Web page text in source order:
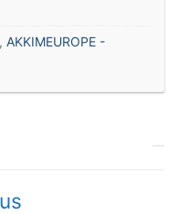
, AKKIMEUROPE -